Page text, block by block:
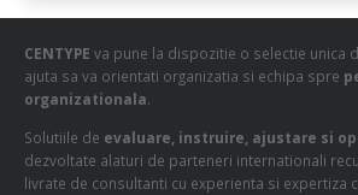
CENTYPE va pune la dispozitie o selectie unica
ajuta sa va orientati organizatia si echipa spre
organizationala.
Solutiile de evaluare, instruire, ajustare si
dezvoltate alaturi de parteneri internationali
livrate de consultanti cu experienta si expertiza